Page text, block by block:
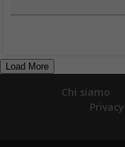
Load More
Chi siamo
Privacy